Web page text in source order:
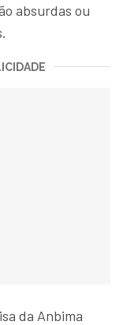
absurdas ou
da Anbima